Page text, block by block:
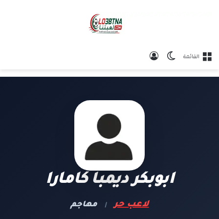
القائمة الوضع المظلم
ابوبكر ديمبا كامارا
لاعب حر | مهاجم